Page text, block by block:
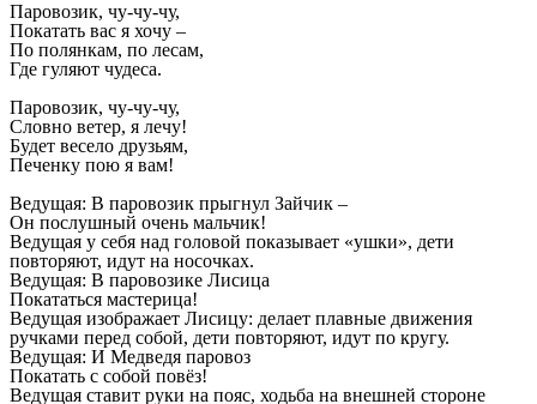
Паровозик, чу-чу-чу,
Покатать вас я хочу –
По полянкам, по лесам,
Где гуляют чудеса.
Паровозик, чу-чу-чу,
Словно ветер, я лечу!
Будет весело друзьям,
Печенку пою я вам!
Ведущая: В паровозик прыгнул Зайчик –
Он послушный очень мальчик!
Ведущая у себя над головой показывает «ушки», дети
повторяют, идут на носочках.
Ведущая: В паровозике Лисица
Покататься мастерица!
Ведущая изображает Лисицу: делает плавные движения
ручками перед собой, дети повторяют, идут по кругу.
Ведущая: И Медведя паровоз
Покатать с собой повёз!
Ведущая ставит руки на пояс, ходьба на внешней стороне